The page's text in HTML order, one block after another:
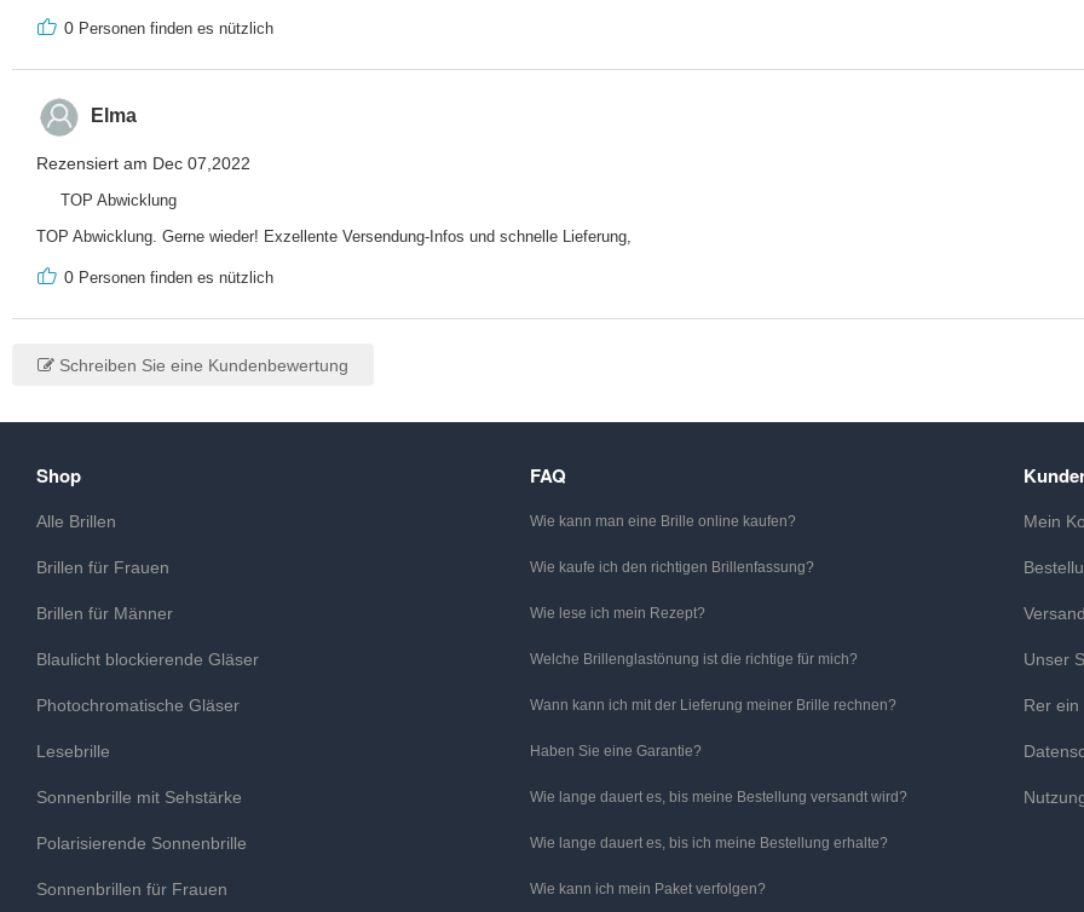
0 Personen finden es nützlich
Elma
Rezensiert am Dec 07,2022
TOP Abwicklung
TOP Abwicklung. Gerne wieder! Exzellente Versendung-Infos und schnelle Lieferung,
0 Personen finden es nützlich
Schreiben Sie eine Kundenbewertung
Shop
Alle Brillen
Brillen für Frauen
Brillen für Männer
Blaulicht blockierende Gläser
Photochromatische Gläser
Lesebrille
Sonnenbrille mit Sehstärke
Polarisierende Sonnenbrille
Sonnenbrillen für Frauen
FAQ
Wie kann man eine Brille online kaufen?
Wie kaufe ich den richtigen Brillenfassung?
Wie lese ich mein Rezept?
Welche Brillenglastönung ist die richtige für mich?
Wann kann ich mit der Lieferung meiner Brille rechnen?
Haben Sie eine Garantie?
Wie lange dauert es, bis meine Bestellung versandt wird?
Wie lange dauert es, bis ich meine Bestellung erhalte?
Wie kann ich mein Paket verfolgen?
Mein
Unser
Rer